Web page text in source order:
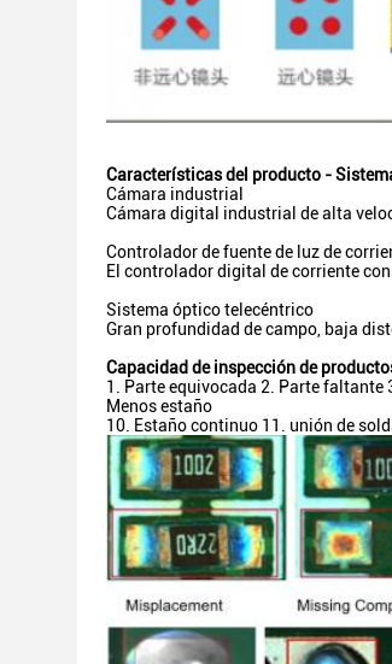
Características del producto -
Cámara industrial
Cámara digital industrial de alta
Controlador de fuente de luz de
El controlador digital de corriente
Sistema óptico telecéntrico
Gran profundidad de campo, baja
Capacidad de inspección de
1. Parte equivocada 2. Parte
Menos estaño
10. Estaño continuo 11. unión de